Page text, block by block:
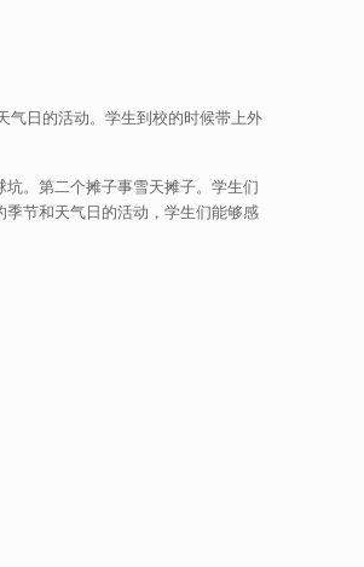
气日的活动。学生到校的时候带上外
。第二个摊子事雪天摊子。学生们
节和天气日的活动，学生们能够感